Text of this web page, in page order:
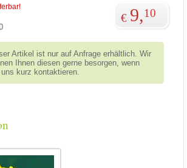
€ 9,10
Artikel ist nur auf Anfrage erhältlich. Wir
Ihnen diesen gerne besorgen, wenn
kurz kontaktieren.